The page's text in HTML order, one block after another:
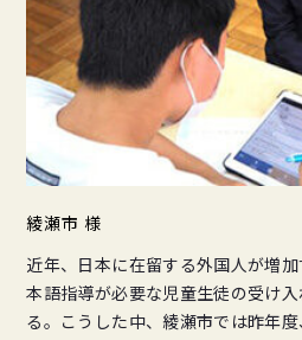
綾瀬市 様
近年、日本に在留する外国人が増
本語指導が必要な児童生徒の受け
る。こうした中、綾瀬市では昨年